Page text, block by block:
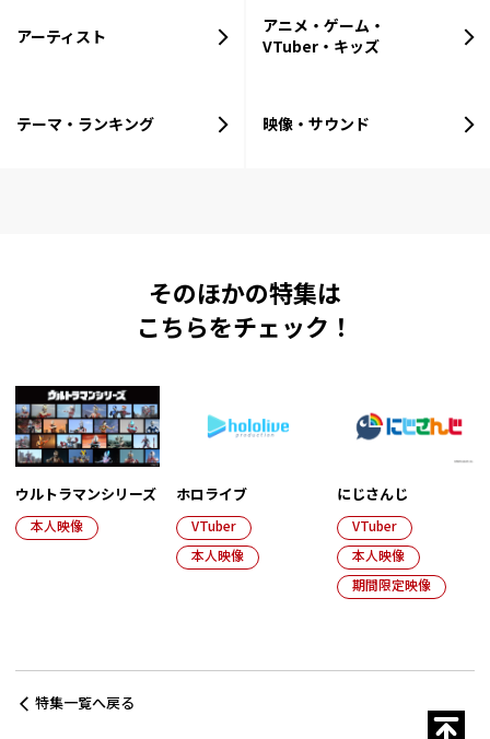
アーティスト
アニメ・ゲーム・
VTuber・キッズ
テーマ・ランキング 映像・サウンド
そのほかの特集は
こちらをチェック！
ウルトラマンシリーズ
本人映像
ホロライブ
VTuber
本人映像
にじさんじ
VTuber
本人映像
期間限定映像
特集一覧へ戻る